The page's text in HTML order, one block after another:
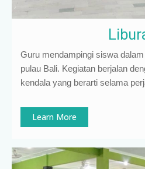
Guru mendampingi siswa
pulau Bali. Kegiatan berjalan
kendala yang berarti selama
Learn More